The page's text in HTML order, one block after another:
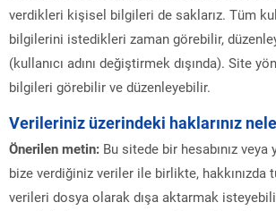
verdikleri kişisel bilgileri de saklarız. Tüm
bilgilerini istedikleri zaman görebilir,
(kullanıcı adını değiştirmek dışında). Site
bilgileri görebilir ve düzenleyebilir.
Verileriniz üzerindeki haklarınız
Önerilen metin: Bu sitede bir hesabınız veya
bize verdiğiniz veriler ile birlikte, hakkınızda
verileri dosya olarak dışa aktarmak